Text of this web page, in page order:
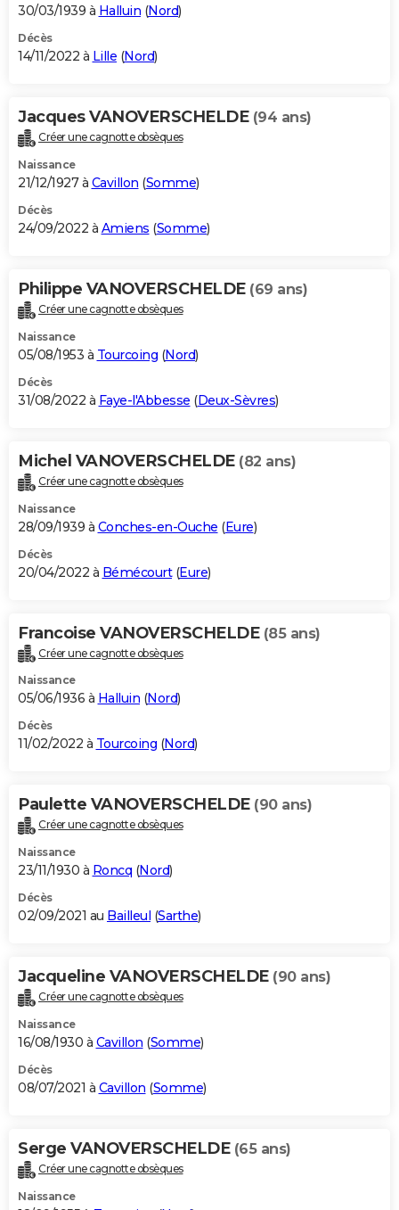
30/03/1939 à Halluin (Nord)
Décès
14/11/2022 à Lille (Nord)
Jacques VANOVERSCHELDE (94 ans)
Créer une cagnotte obsèques
Naissance
21/12/1927 à Cavillon (Somme)
Décès
24/09/2022 à Amiens (Somme)
Philippe VANOVERSCHELDE (69 ans)
Créer une cagnotte obsèques
Naissance
05/08/1953 à Tourcoing (Nord)
Décès
31/08/2022 à Faye-l'Abbesse (Deux-Sèvres)
Michel VANOVERSCHELDE (82 ans)
Créer une cagnotte obsèques
Naissance
28/09/1939 à Conches-en-Ouche (Eure)
Décès
20/04/2022 à Bémécourt(Eure)
Francoise VANOVERSCHELDE (85 ans)
Créer une cagnotte obsèques
Naissance
05/06/1936 à Halluin (Nord)
Décès
11/02/2022 à Tourcoing (Nord)
Paulette VANOVERSCHELDE (90 ans)
Créer une cagnotte obsèques
Naissance
23/11/1930 à Roncq (Nord)
Décès
02/09/2021 au Bailleul (Sarthe)
Jacqueline VANOVERSCHELDE (90 ans)
Créer une cagnotte obsèques
Naissance
16/08/1930 à Cavillon (Somme)
Décès
08/07/2021 à Cavillon (Somme)
Serge VANOVERSCHELDE (65 ans)
Créer une cagnotte obsèques
Naissance